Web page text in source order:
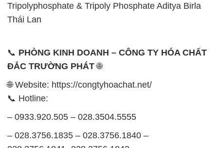
Tripolyphosphate & Tripoly Phosphate Aditya Birla
Thái Lan
📞 PHÒNG KINH DOANH – CÔNG TY HÓA CHẤT
ĐẮC TRƯỜNG PHÁT🌐
🌐 Website: https://congtyhoachat.net/
📞 Hotline:
– 0933.920.505 – 028.3504.5555
– 028.3756.1835 – 028.3756.1840 –